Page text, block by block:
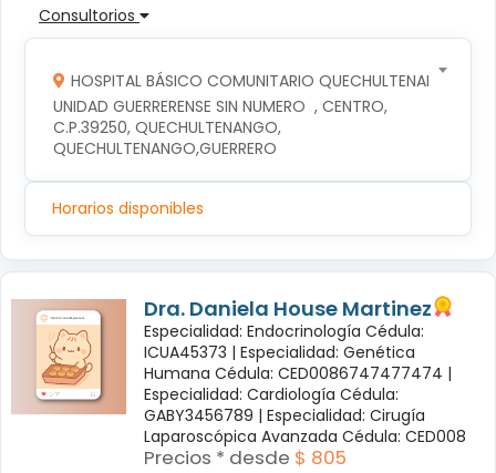
Consultorios
HOSPITAL BÁSICO COMUNITARIO QUECHULTENANGO
UNIDAD GUERRERENSE SIN NUMERO  , CENTRO,
C.P.39250, QUECHULTENANGO,
QUECHULTENANGO,GUERRERO
Horarios disponibles
Dra. Daniela House Martinez
Especialidad: Endocrinología Cédula:
ICUA45373 | Especialidad: Genética
Humana Cédula: CED0086747477474 |
Especialidad: Cardiología Cédula:
GABY3456789 | Especialidad: Cirugía
Laparoscópica Avanzada Cédula: CED008
Precios * desde $ 805